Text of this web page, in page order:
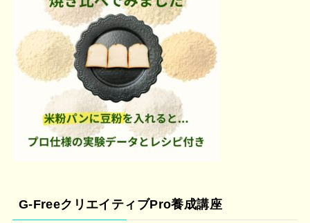
G-FreeクリエイティブPro養成講座